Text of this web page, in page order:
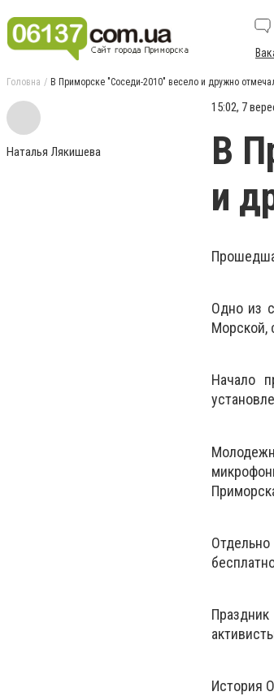
Головна В Приморске "Соседи-2010" весело и дружно
Наталья Лякишева
15:02, 7
В
и
Одно из
Морской,
Начало
История